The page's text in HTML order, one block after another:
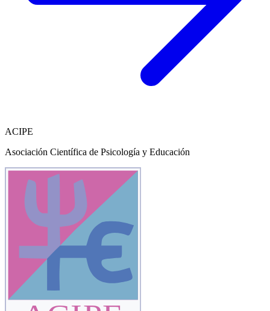
ACIPE
Asociación Científica de Psicología y Educación